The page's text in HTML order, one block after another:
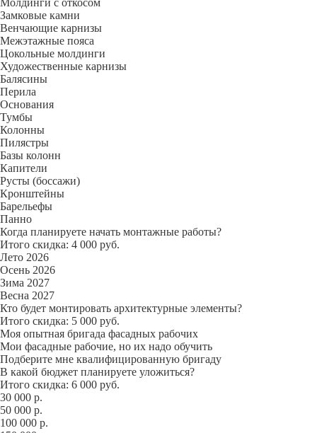
Замковые камни
Венчающие карнизы
Межэтажные пояса
Цокольные молдинги
Художественные карнизы
Балясины
Перила
Основания
Тумбы
Колонны
Пилястры
Базы колонн
Капители
Русты (боссажи)
Кронштейны
Барельефы
Панно
Когда планируете начать монтажные работы?
Итого скидка: 4 000 руб.
Лето 2026
Осень 2026
Зима 2027
Весна 2027
Кто будет монтировать архитектурные элементы?
Итого скидка: 5 000 руб.
Моя опытная бригада фасадных рабочих
Мои фасадные рабочие, но их надо обучить
Подберите мне квалифицированную бригаду
В какой бюджет планируете уложиться?
Итого скидка: 6 000 руб.
30 000 р.
50 000 р.
100 000 р.